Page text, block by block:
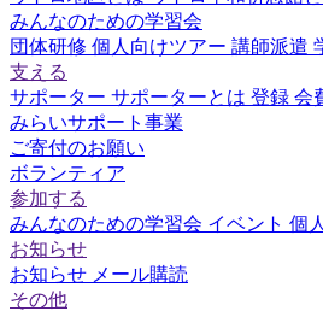
みんなのための学習会
団体研修 個人向けツアー 講師派遣
支える
サポーター サポーターとは 登録 会
みらいサポート事業
ご寄付のお願い
ボランティア
参加する
みんなのための学習会 イベント 個
お知らせ
お知らせ メール購読
その他